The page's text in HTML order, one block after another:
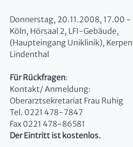
Donnerstag, 20.11.2008, 17.00
Köln, Hörsaal 2, LFI-Gebäude,
(Haupteingang Uniklinik),
Lindenthal
Für Rückfragen:
Kontakt/ Anmeldung:
Oberarztsekretariat Frau Ruhig
Tel. 0221 478-7847
Fax 0221 478-86581
Der Eintritt ist kostenlos.